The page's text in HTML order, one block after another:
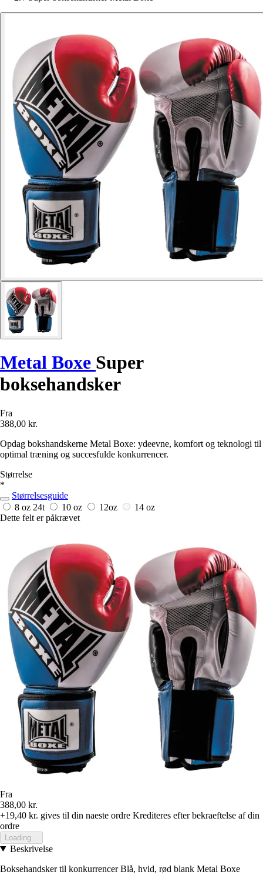
Metal Boxe Super
boksehandsker
Fra
388,00 kr.
Opdag bokshandskerne Metal Boxe: ydeevne, komfort og teknologi til
optimal træning og succesfulde konkurrencer.
Størrelse
*
Størrelsesguide
8 oz 24t 10 oz 12oz
14 oz
Dette felt er påkrævet
Fra
388,00 kr.
+19,40 kr. gives til din naeste ordre Krediteres efter bekraeftelse af din
ordre
Loading...
Beskrivelse
Boksehandsker til konkurrencer Blå, hvid, rød blank Metal Boxe